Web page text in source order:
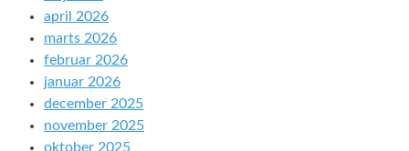
april 2026
marts 2026
februar 2026
januar 2026
december 2025
november 2025
oktober 2025